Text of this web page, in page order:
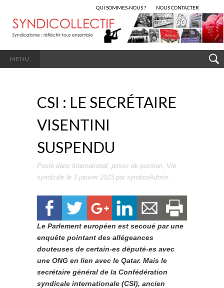
QUI SOMMES-NOUS ? NOUS CONTACTER
MENU
CSI : LE SECRÉTAIRE
VISENTINI
SUSPENDU
Posté dans International, prises de position, Vie
syndicale le 3 janvier 2023 par syndicoAdmin.
Le Parlement européen est secoué par une
enquête pointant des allégeances
douteuses de certain-es député-es avec
une ONG en lien avec le Qatar. Mais le
secrétaire général de la Confédération
syndicale internationale (CSI), ancien